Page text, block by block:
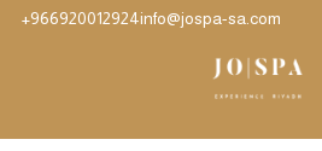
info@jospa-sa.com
966920012924+